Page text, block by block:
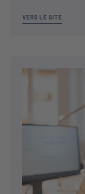
VERS LE SITE